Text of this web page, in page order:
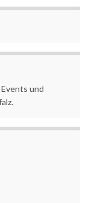
und